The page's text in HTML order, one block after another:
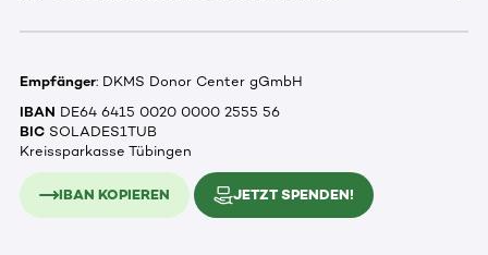
Empfänger: DKMS Donor Center gGmbH
IBAN DE64 6415 0020 0000 2555 56
BIC SOLADES1TUB
Kreissparkasse Tübingen
IBAN KOPIEREN JETZT SPENDEN!